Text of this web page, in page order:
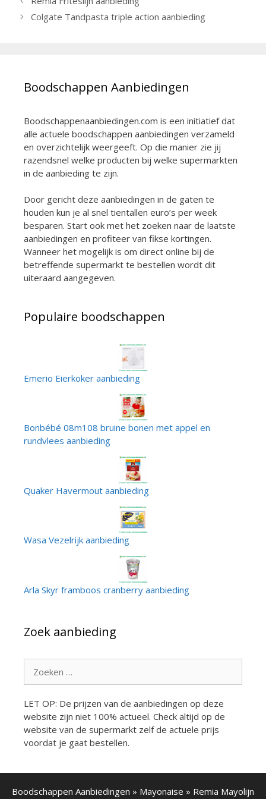
Colgate Tandpasta triple action aanbieding
Boodschappen Aanbiedingen
Boodschappenaanbiedingen.com is een initiatief dat
alle actuele boodschappen aanbiedingen verzameld
en overzichtelijk weergeeft. Op die manier zie jij
razendsnel welke producten bij welke supermarkten
in de aanbieding te zijn.
Door gericht deze aanbiedingen in de gaten te
houden kun je al snel tientallen euro’s per week
besparen. Start ook met het zoeken naar de laatste
aanbiedingen en profiteer van fikse kortingen.
Wanneer het mogelijk is om direct online bij de
betreffende supermarkt te bestellen wordt dit
uiteraard aangegeven.
Populaire boodschappen
Emerio Eierkoker aanbieding
Bonbébé 08m108 bruine bonen met appel en
rundvlees aanbieding
Quaker Havermout aanbieding
Wasa Vezelrijk aanbieding
Arla Skyr framboos cranberry aanbieding
Zoek aanbieding
naar:
LET OP: De prijzen van de aanbiedingen op deze
website zijn niet 100% actueel. Check altijd op de
website van de supermarkt zelf de actuele prijs
voordat je gaat bestellen.
Boodschappen Aanbiedingen » Mayonaise » Remia Mayolijn